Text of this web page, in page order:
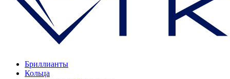
Бриллианты
Кольца